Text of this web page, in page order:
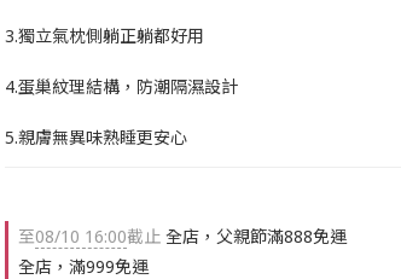
3.獨立氣枕側躺正躺都好用
4.蛋巢紋理結構，防潮隔濕設計
5.親膚無異味熟睡更安心
至08/10 16:00截止全店，父親節滿888免運
全店，滿999免運